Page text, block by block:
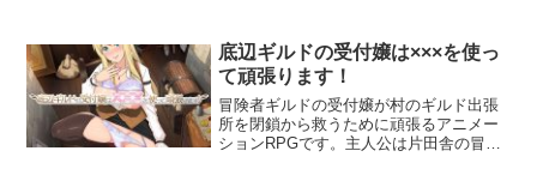
ョンから好きなものを1つを選び、女の子
のイロイロなトコロをオサワリしてリア
クションを楽しみましょう！システム:株
式会社SSイラスト:みるくめろん
★★★2025/2/22 透明人間シリーズ最新作
リリース！！★★★今度は犯罪集団をや
結婚して数年たった人妻・夜女鳥唯夫の
実家の田舎【夜女越村】（よめおちむ
ら）に引っ越すことになるが、そこには
今までの生活とは全く違う田舎の暮らし
に苦労しながら順応していくしかし唯
は、まだこの田舎の【狂った習わし】知
底辺ギルドの受付嬢は×××を使っ
て頑張ります！
冒険者ギルドの受付嬢が村のギルド出張
所を閉鎖から救うために頑張るアニメー
ションRPGです。主人公は片田舎の冒険